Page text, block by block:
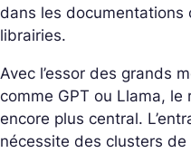
dans les documentations
librairies.
Avec l’essor des grands
comme GPT ou Llama,
encore plus central.
nécessite des clusters